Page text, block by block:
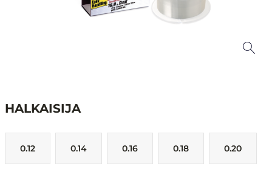
HALKAISIJA
0.12 0.14 0.16 0.18 0.20